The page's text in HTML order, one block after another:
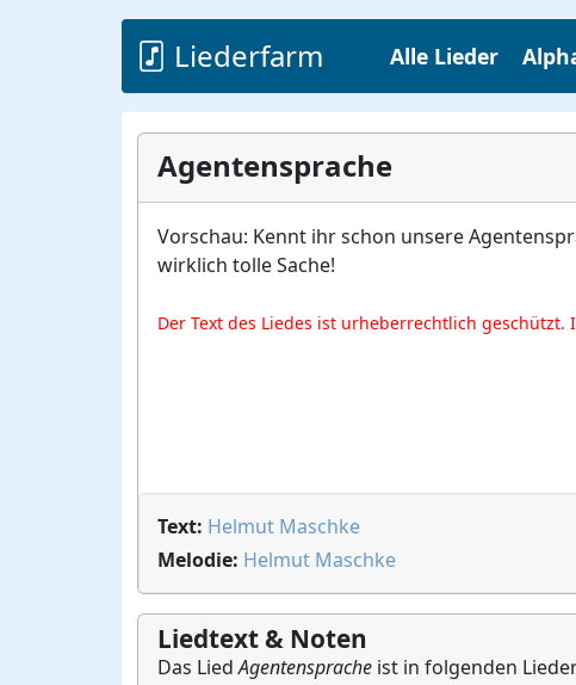
Liederfarm Alle Lieder
Agentensprache
Vorschau: Kennt ihr schon unsere
wirklich tolle Sache!
Der Text des Liedes ist urheberrechtlich
Text: Helmut Maschke
Melodie: Helmut Maschke
Liedtext & Noten
Das LiedAgentensprache ist in folgenden